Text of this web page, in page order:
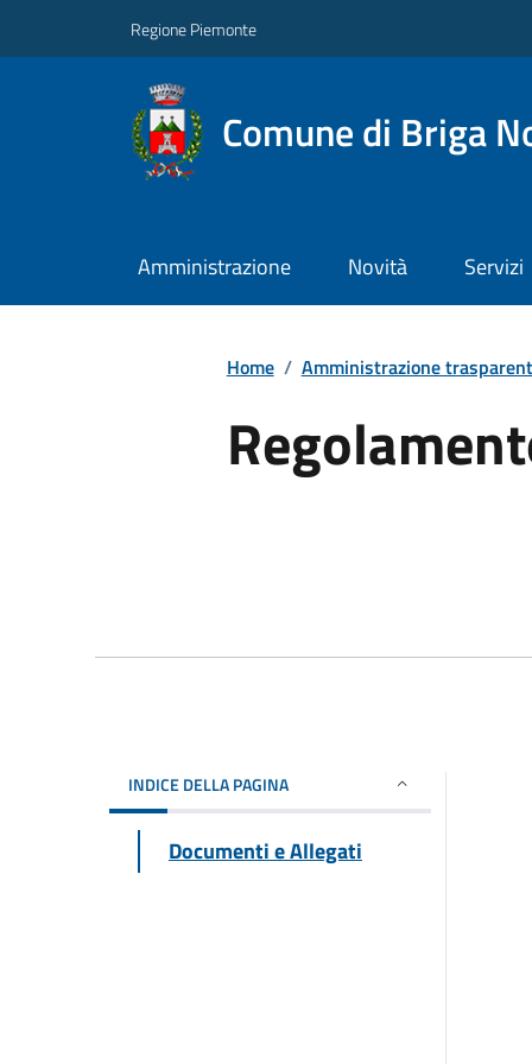
Regione Piemonte
Comune di Briga
Amministrazione Novità Servizi
Home / Amministrazione
INDICE DELLA PAGINA
Documenti e Allegati